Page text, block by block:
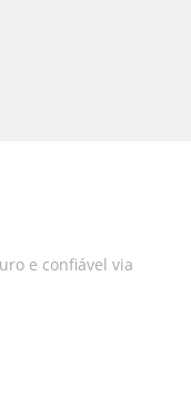
e confiável via